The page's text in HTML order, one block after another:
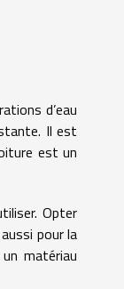
d’eau
Il est
est un
Opter
pour la
matériau